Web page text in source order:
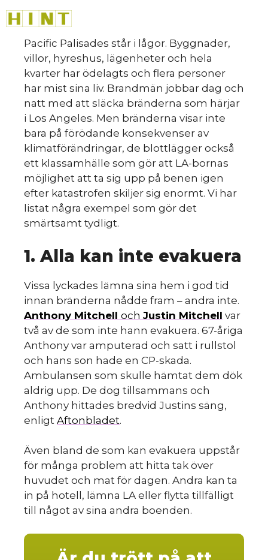
till
innehåll
Pacific Palisades står i lågor. Byggnader,
villor, hyreshus, lägenheter och hela
kvarter har ödelagts och flera personer
har mist sina liv. Brandmän jobbar dag och
natt med att släcka bränderna som härjar
i Los Angeles. Men bränderna visar inte
bara på förödande konsekvenser av
klimatförändringar, de blottlägger också
ett klassamhälle som gör att LA-bornas
möjlighet att ta sig upp på benen igen
efter katastrofen skiljer sig enormt. Vi har
listat några exempel som gör det
smärtsamt tydligt.
1. Alla kan inte evakuera
Vissa lyckades lämna sina hem i god tid
innan bränderna nådde fram – andra inte.
Anthony Mitchell och Justin Mitchell var
två av de som inte hann evakuera. 67-åriga
Anthony var amputerad och satt i rullstol
och hans son hade en CP-skada.
Ambulansen som skulle hämtat dem dök
aldrig upp. De dog tillsammans och
Anthony hittades bredvid Justins säng,
enligt Aftonbladet.
Även bland de som kan evakuera uppstår
för många problem att hitta tak över
huvudet och mat för dagen. Andra kan ta
in på hotell, lämna LA eller flytta tillfälligt
till något av sina andra boenden.